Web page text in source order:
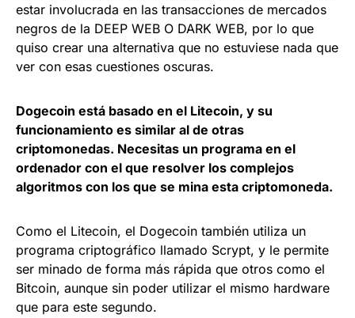
estar involucrada en las transacciones de mercados
negros de la DEEP WEB O DARK WEB, por lo que
quiso crear una alternativa que no estuviese nada que
ver con esas cuestiones oscuras.
Dogecoin está basado en el Litecoin, y su
funcionamiento es similar al de otras
criptomonedas. Necesitas un programa en el
ordenador con el que resolver los complejos
algoritmos con los que se mina esta criptomoneda.
Como el Litecoin, el Dogecoin también utiliza un
programa criptográfico llamado Scrypt, y le permite
ser minado de forma más rápida que otros como el
Bitcoin, aunque sin poder utilizar el mismo hardware
que para este segundo.